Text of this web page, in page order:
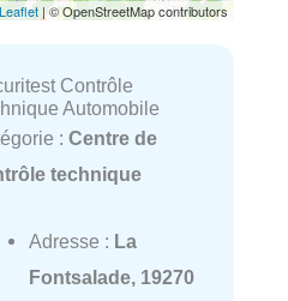
Leaflet | © OpenStreetMap contributors
Contrôle
Automobile
: Centre de
technique
Adresse : La
Fontsalade, 19270